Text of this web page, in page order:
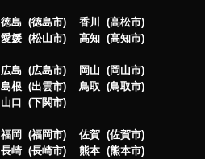
徳島 徳島市 香川
高松市
愛媛
松山市 高知 高知市
広島 広島市 岡山
岡山市
島根
出雲市 鳥取
鳥取市
山口
下関市
福岡 福岡市 佐賀
佐賀市
長崎
長崎市 熊本
熊本市